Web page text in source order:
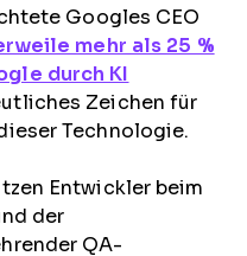
Googles CEO
mehr als 25 %
durch KI
Zeichen für
Technologie.
Entwickler beim
der
QA-